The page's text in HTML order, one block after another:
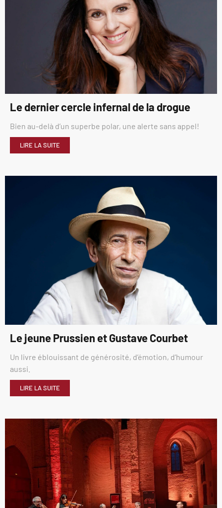
Le dernier cercle infernal de la drogue
Bien au-delà d’un superbe polar, une alerte sans appel!
LIRE LA SUITE
Le jeune Prussien et Gustave Courbet
Un livre éblouissant de générosité, d’émotion, d’humour
aussi.
LIRE LA SUITE